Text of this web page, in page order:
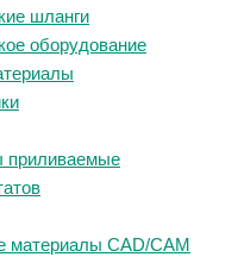
шланги
оборудование
приливаемые
материалы CAD/CAM